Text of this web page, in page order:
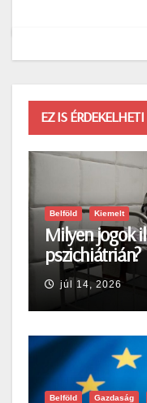
EZ IS ÉRDEKELHETI
Belföld Kiemelt
Milyen jogok
pszichiátrián?
júl 14, 2026
Belföld Gazdaság